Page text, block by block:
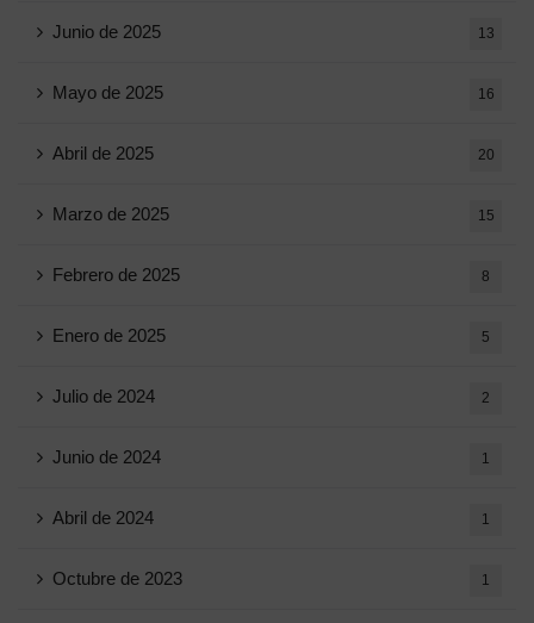
Junio ​​de 2025 13
Mayo de 2025 16
Abril de 2025 20
Marzo de 2025 15
Febrero de 2025 8
Enero de 2025 5
Julio de 2024 2
Junio ​​de 2024 1
Abril de 2024 1
Octubre de 2023 1